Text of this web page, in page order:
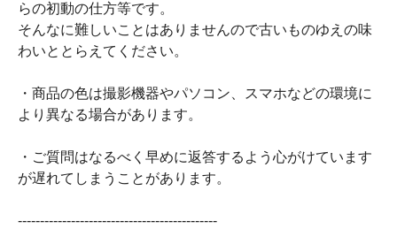
らの初動の仕方等です。
そんなに難しいことはありませんので古いものゆえの味
わいととらえてください。
・商品の色は撮影機器やパソコン、スマホなどの環境に
より異なる場合があります。
・ご質問はなるべく早めに返答するよう心がけています
が遅れてしまうことがあります。
---------------------------------------------